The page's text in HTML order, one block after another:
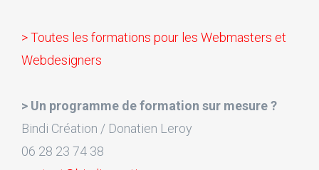
> Toutes les formations pour les Webmasters et
Webdesigners
> Un programme de formation sur mesure ?
Bindi Création / Donatien Leroy
06 28 23 74 38